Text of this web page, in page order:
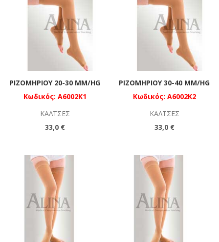
ΡΙΖΟΜΗΡΊΟΥ 20-30 MM/HG
Κωδικός: A6002K1
ΚΆΛΤΣΕΣ
33,0 €
ΡΙΖΟΜΗΡΊΟΥ 30-40 MM/HG
Κωδικός: A6002K2
ΚΆΛΤΣΕΣ
33,0 €